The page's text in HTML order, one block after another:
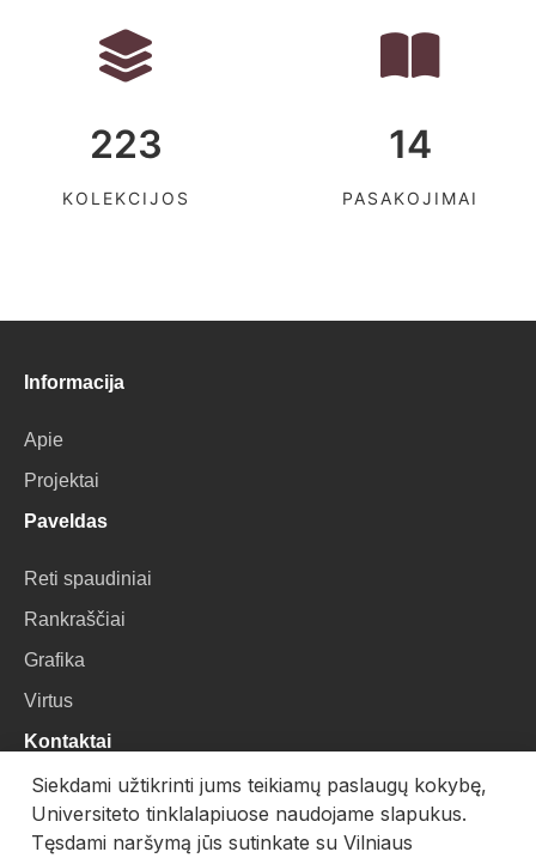
223
KOLEKCIJOS
14
PASAKOJIMAI
Informacija
Apie
Projektai
Paveldas
Reti spaudiniai
Rankraščiai
Grafika
Virtus
Kontaktai
VU Biblioteka
Universiteto g. 3, LT-01122, Vilnius
Siekdami užtikrinti jums teikiamų paslaugų kokybę,
Universiteto tinklalapiuose naudojame slapukus.
Tęsdami naršymą jūs sutinkate su Vilniaus